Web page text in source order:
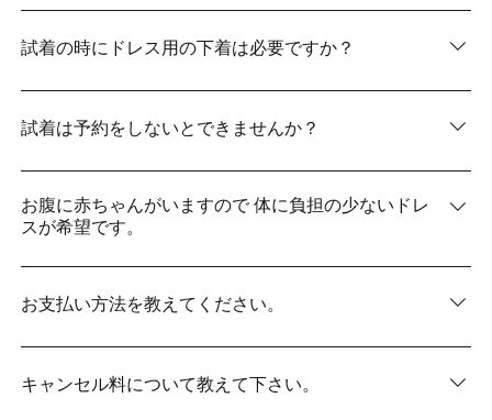
試着は無料です。一切料金はいただいておりませんの
で、 お気軽にご試着ください。
試着の時にドレス用の下着は必要ですか？
お持ちでしたら持ってきてください！ない場合はこちら
でご用意しております♪
試着は予約をしないとできませんか？
試着はご予約制ため、ご予約お願いします。 試着ブース
が空いている場合はご案内できます。
お腹に赤ちゃんがいますので 体に負担の少ないドレ
スが希望です。
軽い素材のドレス、体に負担のかからないパニエなども
ご用意しております！ 休憩休憩しながら試着もできるの
気軽にご試着にいらしてください！
お支払い方法を教えてください。
現金・振込・クレジットなど、様々なお支払い方法対応
しております。
キャンセル料について教えて下さい。